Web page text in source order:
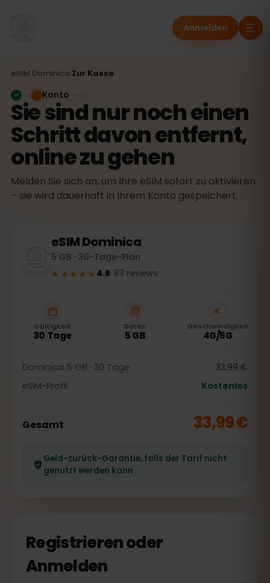
Anmelden
eSIM Dominica Zur Kasse
Sie sind nur noch einen
Schritt davon entfernt,
online zu gehen
Melden Sie sich an, um Ihre eSIM sofort zu aktivieren
– sie wird dauerhaft in Ihrem Konto gespeichert.
Konto
eSIMDominica
5 GB · 30-Tage-Plan
★★★★★ 4.6· 83 reviews
Gültigkeit
30 Tage
Daten
5 GB
Geschwindigkeit
4G/5G
Dominica 5 GB · 30 Tage
33,99 €
eSIM-Profil
Kostenlos
Gesamt 33,99 €
Geld-zurück-Garantie, falls der Tarif nicht
genutzt werden kann
Registrieren oder
Anmelden